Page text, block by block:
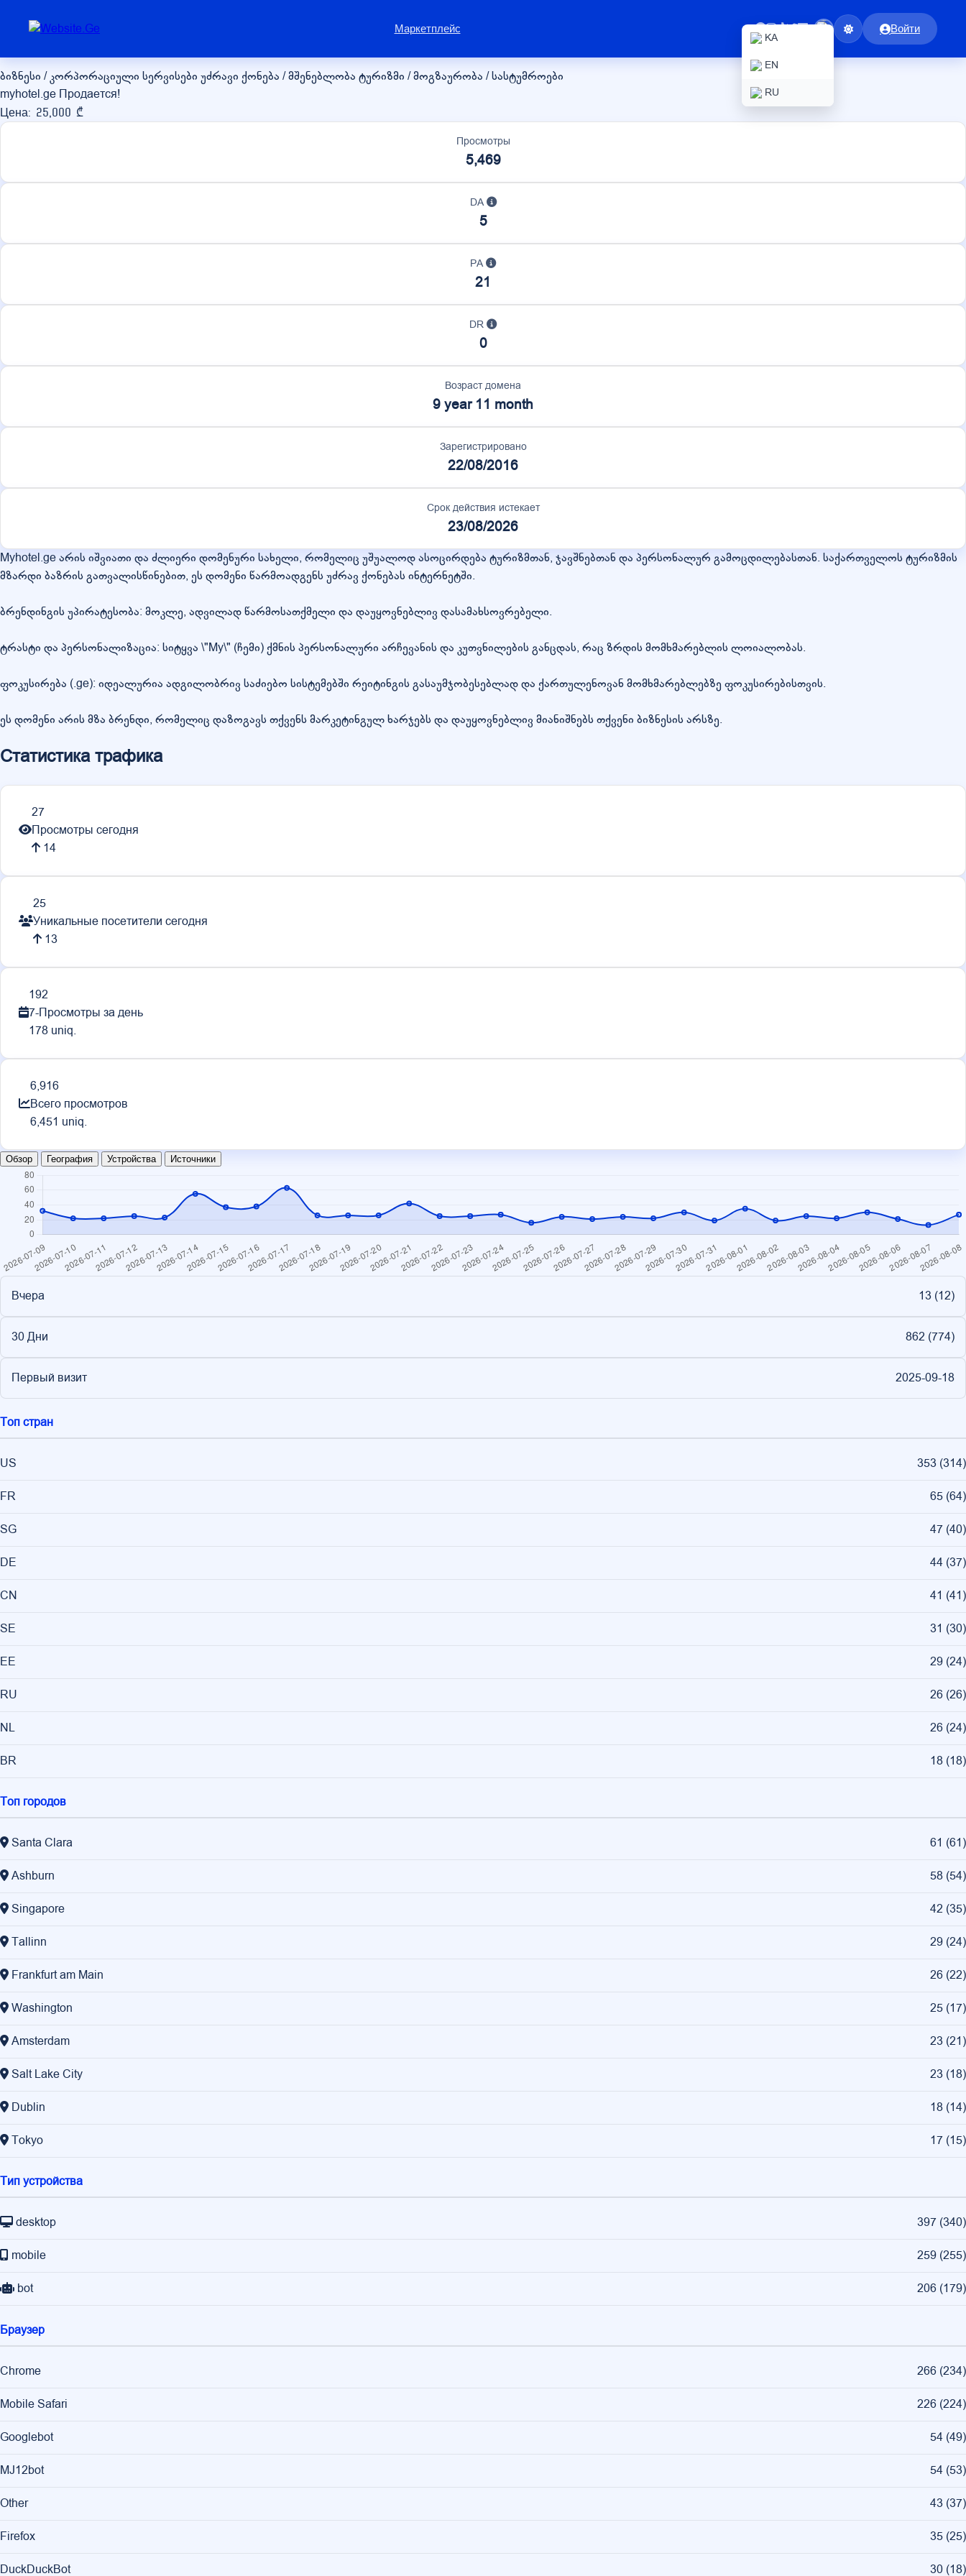
Маркетплейс
KA
EN
RU
Войти
myhotel.ge
ბიზნესი / კორპორაციული სერვისები უძრავი ქონება / მშენებლობა ტურიზმი / მოგზაურობა / სასტუმროები
myhotel.ge Продается!
Цена: 25,000 ₾
Просмотры
5,469
DA
5
PA
21
DR
0
Возраст домена
9 year 11 month
Зарегистрировано
22/08/2016
Срок действия истекает
23/08/2026
Myhotel.ge არის იშვიათი და ძლიერი დომენური სახელი, რომელიც უშუალოდ ასოცირდება ტურიზმთან, ჯავშნებთან და პერსონალურ გამოცდილებასთან. საქართველოს ტურიზმის
მზარდი ბაზრის გათვალისწინებით, ეს დომენი წარმოადგენს უძრავ ქონებას ინტერნეტში.
ბრენდინგის უპირატესობა: მოკლე, ადვილად წარმოსათქმელი და დაუყოვნებლივ დასამახსოვრებელი.
ტრასტი და პერსონალიზაცია: სიტყვა \"My\" (ჩემი) ქმნის პერსონალური არჩევანის და კუთვნილების განცდას, რაც ზრდის მომხმარებლის ლოიალობას.
ფოკუსირება (.ge): იდეალურია ადგილობრივ საძიებო სისტემებში რეიტინგის გასაუმჯობესებლად და ქართულენოვან მომხმარებლებზე ფოკუსირებისთვის.
ეს დომენი არის მზა ბრენდი, რომელიც დაზოგავს თქვენს მარკეტინგულ ხარჯებს და დაუყოვნებლივ მიანიშნებს თქვენი ბიზნესის არსზე.
Статистика трафика
27
Просмотры сегодня
14
25
Уникальные посетители сегодня
13
192
7-Просмотры за день
178 uniq.
6,916
Всего просмотров
6,451 uniq.
Обзор География Устройства Источники
Вчера 13 (12)
30 Дни 862 (774)
Первый визит 2025-09-18
Топ стран
US 353 (314)
FR 65 (64)
SG 47 (40)
DE 44 (37)
CN 41 (41)
SE 31 (30)
EE 29 (24)
RU 26 (26)
NL 26 (24)
BR 18 (18)
Топ городов
Santa Clara 61 (61)
Ashburn 58 (54)
Singapore 42 (35)
Tallinn 29 (24)
Frankfurt am Main 26 (22)
Washington 25 (17)
Amsterdam 23 (21)
Salt Lake City 23 (18)
Dublin 18 (14)
Tokyo 17 (15)
Тип устройства
desktop 397 (340)
mobile 259 (255)
bot 206 (179)
Браузер
Chrome 266 (234)
Mobile Safari 226 (224)
Googlebot 54 (49)
MJ12bot 54 (53)
Other 43 (37)
Firefox 35 (25)
DuckDuckBot 30 (18)